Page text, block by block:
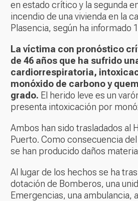
en estado crítico y la segunda
incendio de una vivienda en la
Plasencia, según ha informado
La víctima con pronóstico
de 46 años que ha sufrido
cardiorrespiratoria,
monóxido de carbono y
grado. El herido leve es un
presenta intoxicación por
Ambos han sido trasladados al
Puerto. Como consecuencia
se han producido daños
Al lugar de los hechos se ha
dotación de Bomberos, una
Emergencias, una ambulancia,